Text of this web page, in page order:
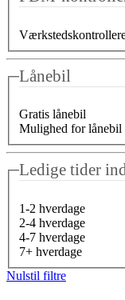
Lånebil
Gratis lånebil
Mulighed for lånebil
Ledige tider
1-2 hverdage
2-4 hverdage
4-7 hverdage
7+ hverdage
Nulstil filtre